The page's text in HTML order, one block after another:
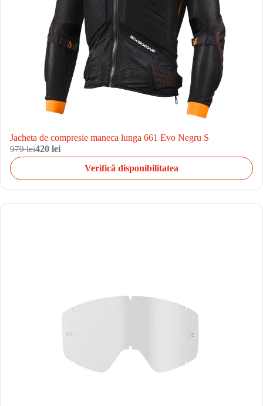
Jacheta de compresie maneca lunga 661 Evo Negru S
979 lei420 lei
Verifică disponibilitatea